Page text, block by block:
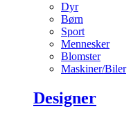
Dyr
Børn
Sport
Mennesker
Blomster
Maskiner/Biler
Designer